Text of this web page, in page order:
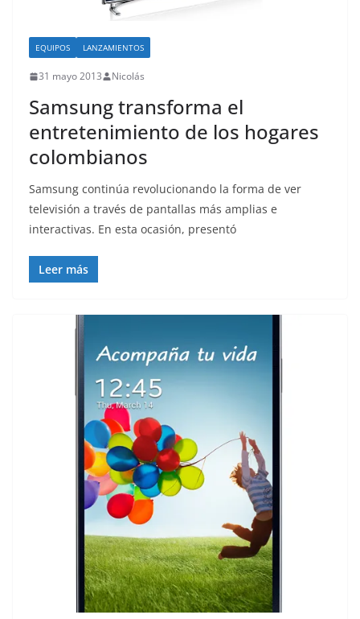
EQUIPOS LANZAMIENTOS
31 mayo 2013 Nicolás
Samsung transforma el
entretenimiento de los hogares
colombianos
Samsung continúa revolucionando la forma de ver
televisión a través de pantallas más amplias e
interactivas. En esta ocasión, presentó
Leer más